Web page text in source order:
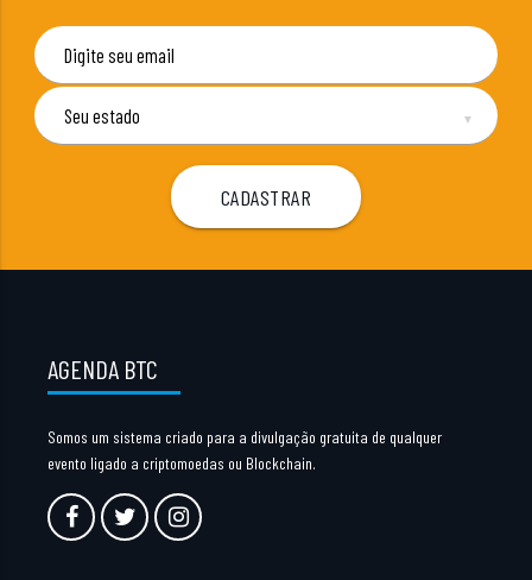
▼
AGENDA BTC
Somos um sistema criado para a divulgação gratuita de qualquer
evento ligado a criptomoedas ou Blockchain.